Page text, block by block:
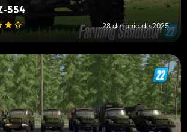
554
28 de junio de 2025